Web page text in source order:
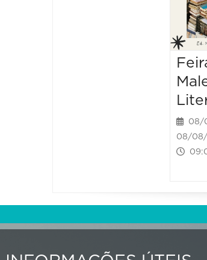
08/
08/08/